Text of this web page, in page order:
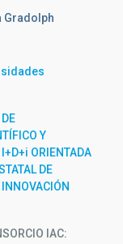
Gradolph
Y
ORIENTADA
DE
IAC